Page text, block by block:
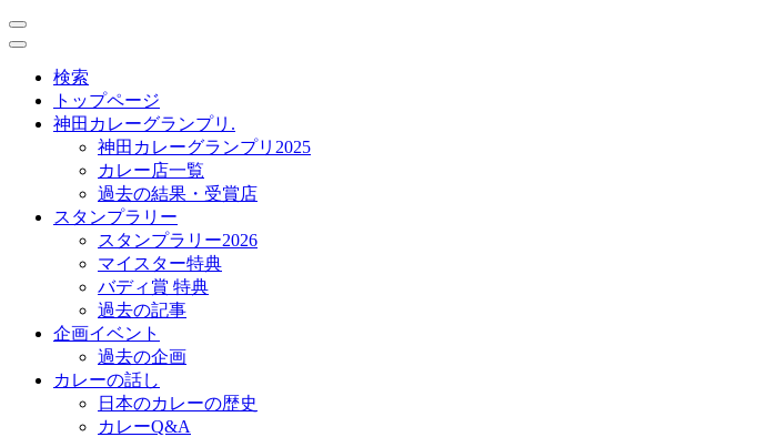
toggle
navigation
toggle
navigation
検索
トップページ
神田カレーグランプリ.
神田カレーグランプリ2025
カレー店一覧
過去の結果・受賞店
スタンプラリー
スタンプラリー2026
マイスター特典
バディ賞 特典
過去の記事
企画イベント
過去の企画
カレーの話し
日本のカレーの歴史
カレーQ&A